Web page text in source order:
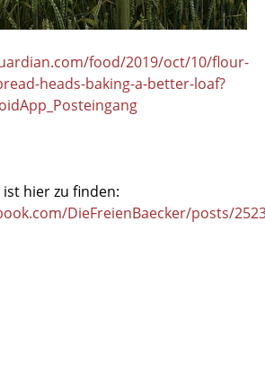
food/2019/oct/10/flour-
heads-baking-a-better-loaf?
hier zu finden:
DieFreienBaecker/posts/